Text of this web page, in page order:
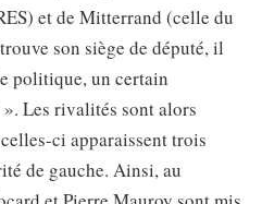
et de Mitterrand (celle du
son siège de député, il
politique, un certain
Les rivalités sont alors
ci apparaissent trois
de gauche. Ainsi, au